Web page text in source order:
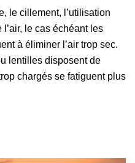
le cillement, l’utilisation
le cas échéant les
à éliminer l’air trop sec.
lentilles disposent de
chargés se fatiguent plus